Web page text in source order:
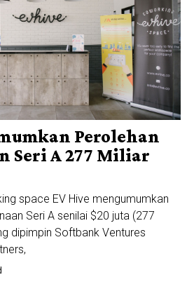
Perolehan
Seri A 277 Miliar
space EV Hive mengumumkan
Seri A senilai $20 juta (277
dipimpin Softbank Ventures